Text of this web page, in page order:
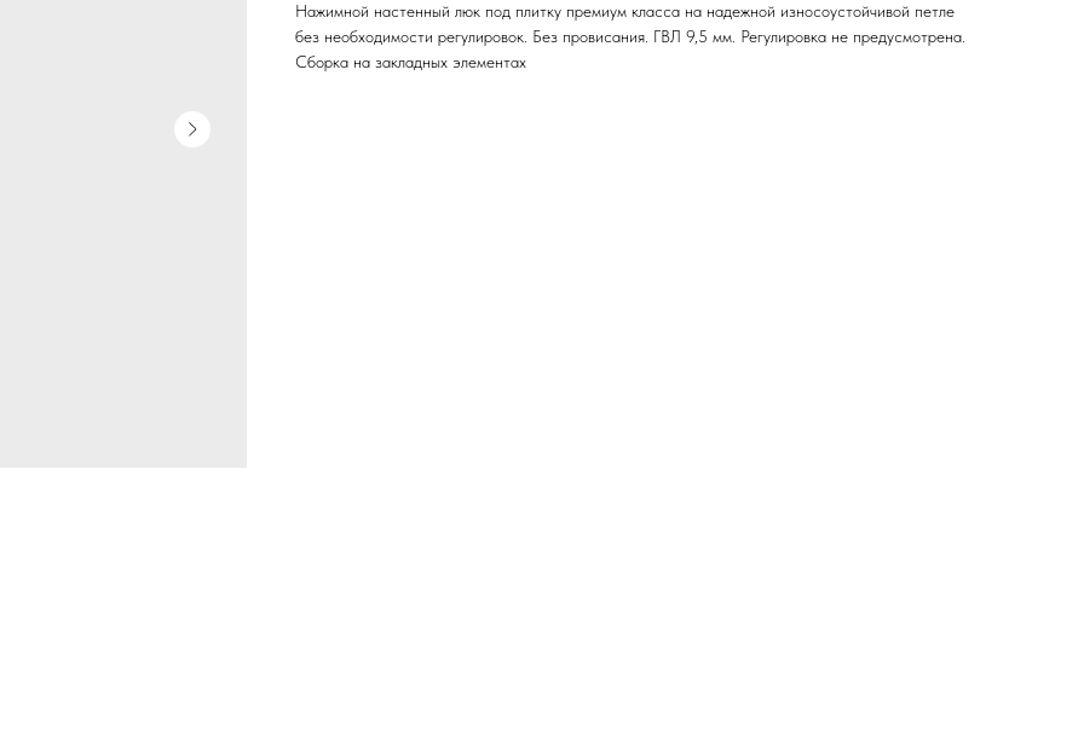
Нажимной настенный люк под плитку премиум класса на надежной износоустойчивой петле
без необходимости регулировок. Без провисания. ГВЛ 9,5 мм. Регулировка не предусмотрена.
Сборка на закладных элементах